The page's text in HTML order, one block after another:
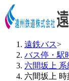
遠鉄バス>
バス停・駅
六間坂上
六間坂上 時